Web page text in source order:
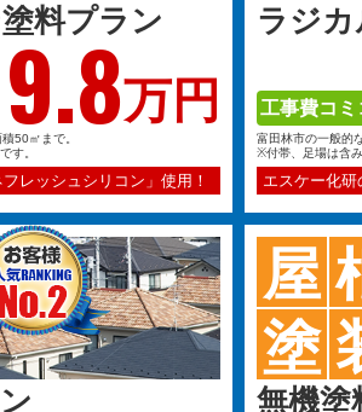
料プラン
8万円
50㎡まで。
す。
レッシュシリコン」使用！
ラジ
工事費コミ
富田林市の一般的
※付帯、足場は含
エスケー化研
屋
塗
無機塗